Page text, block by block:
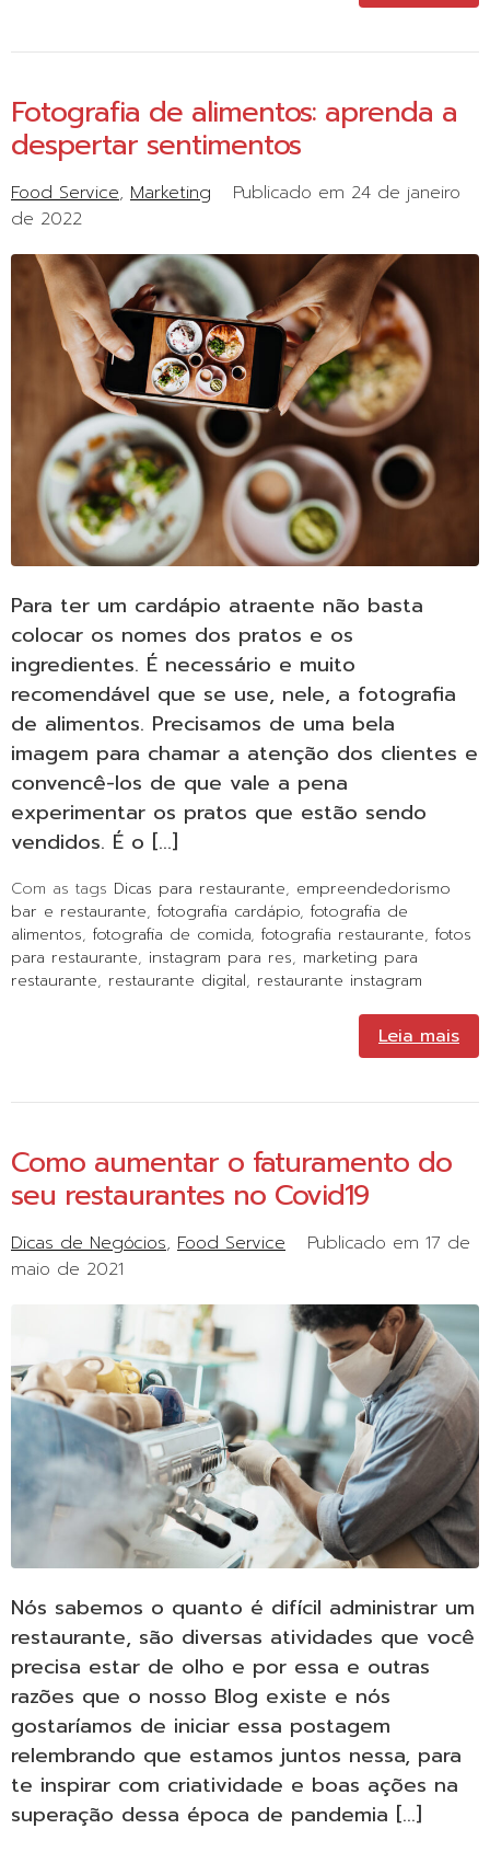
Fotografia de alimentos: aprenda a
despertar sentimentos
Food Service Marketing Publicado em 24 de janeiro
de 2022
Para ter um cardápio atraente não basta
colocar os nomes dos pratos e os
ingredientes. É necessário e muito
recomendável que se use, nele, a fotografia
de alimentos. Precisamos de uma bela
imagem para chamar a atenção dos clientes e
convencê-los de que vale a pena
experimentar os pratos que estão sendo
vendidos. É o […]
Com as tags Dicas para restaurante, empreendedorismo
bar e restaurante, fotografia cardápio, fotografia de
alimentos, fotografia de comida, fotografia restaurante, fotos
para restaurante, instagram para res, marketing para
restaurante, restaurante digital, restaurante instagram
Leia mais
Como aumentar o faturamento do
seu restaurantes no Covid19
Dicas de Negócios Food Service Publicado em 17 de
maio de 2021
Nós sabemos o quanto é difícil administrar um
restaurante, são diversas atividades que você
precisa estar de olho e por essa e outras
razões que o nosso Blog existe e nós
gostaríamos de iniciar essa postagem
relembrando que estamos juntos nessa, para
te inspirar com criatividade e boas ações na
superação dessa época de pandemia […]